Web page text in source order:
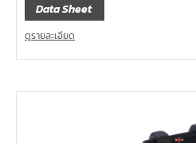
Data Sheet
ดูรายละเอียด